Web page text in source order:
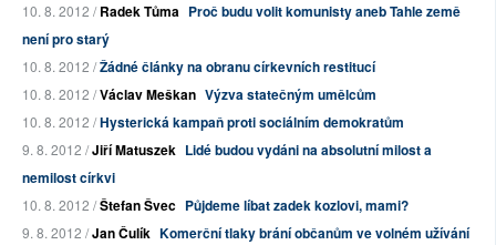
10. 8. 2012 /Radek Tůma Proč budu volit komunisty aneb Tahle země
není pro starý
10. 8. 2012 /Žádné články na obranu církevních restitucí
10. 8. 2012 /Václav Meškan Výzva statečným umělcům
10. 8. 2012 /Hysterická kampaň proti sociálním demokratům
9. 8. 2012 /Jiří Matuszek Lidé budou vydáni na absolutní milost a
nemilost církvi
10. 8. 2012 /Štefan Švec Půjdeme líbat zadek kozlovi, mami?
9. 8. 2012 /Jan Čulík Komerční tlaky brání občanům ve volném užívání